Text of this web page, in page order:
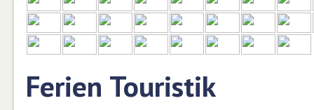
Ferien Touristik